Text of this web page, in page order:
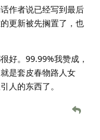
作者说已经写到最后
更新被先搁置了，也
好。99.99%我赞成，
是套皮春物路人女
人的东西了。